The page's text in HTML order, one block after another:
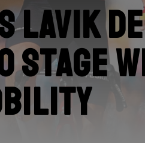
Lavik
stage